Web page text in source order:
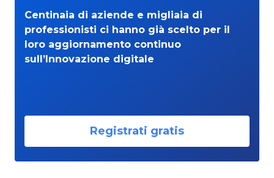
Centinaia di aziende e migliaia di
professionisti ci hanno già scelto per il
loro aggiornamento continuo
sull’Innovazione digitale
Registrati gratis